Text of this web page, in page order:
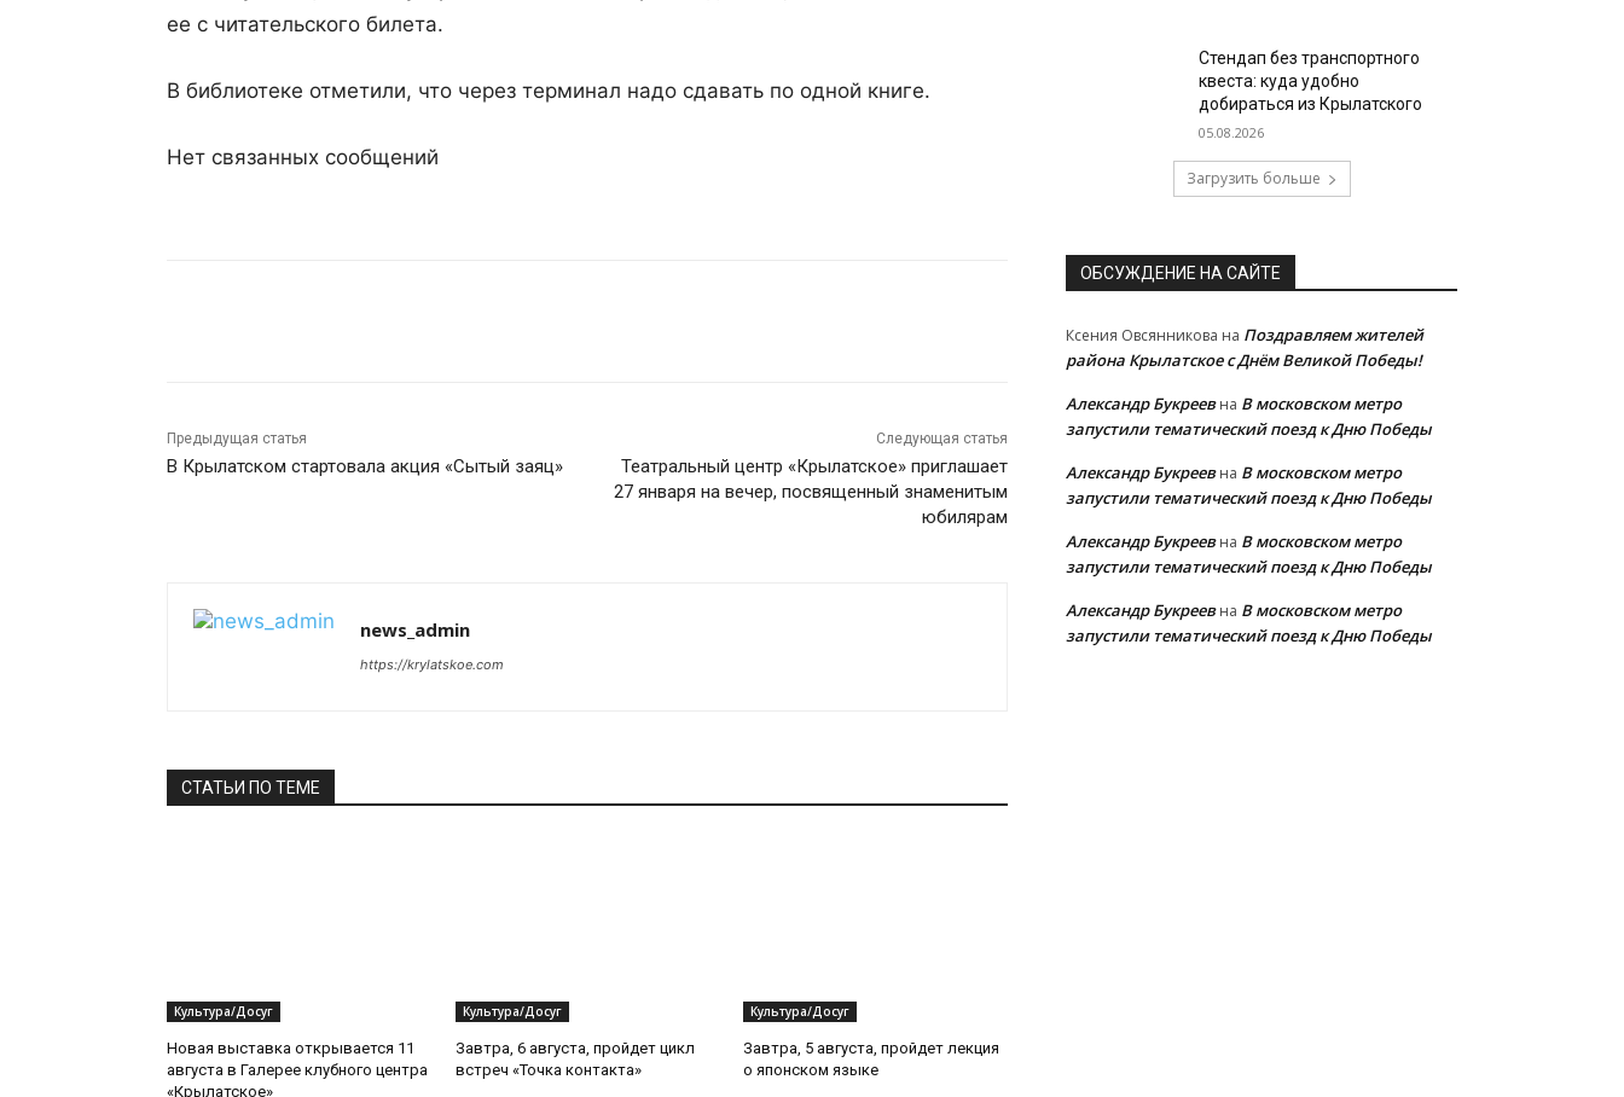
ее с читательского билета.
В библиотеке отметили, что через терминал надо сдавать по одной книге.
Нет связанных сообщений
Предыдущая статья
В Крылатском стартовала акция «Сытый заяц»
Следующая статья
Театральный центр «Крылатское» приглашает
27 января на вечер, посвященный знаменитым
юбилярам
news_admin
https://krylatskoe.com
СТАТЬИ ПО ТЕМЕ
Культура/Досуг
Новая выставка открывается 11
августа в Галерее клубного центра
«Крылатское»
Культура/Досуг
Завтра, 6 августа, пройдет цикл
встреч «Точка контакта»
Культура/Досуг
Завтра, 5 августа, пройдет лекция
о японском языке
Стендап без транспортного
квеста: куда удобно
добираться из Крылатского
05.08.2026
Загрузить больше
ОБСУЖДЕНИЕ НА САЙТЕ
Ксения Овсянникова на Поздравляем жителей
района Крылатское с Днём Великой Победы!
Александр Букреевна В московском метро
запустили тематический поезд к Дню Победы
Александр Букреевна В московском метро
запустили тематический поезд к Дню Победы
Александр Букреевна В московском метро
запустили тематический поезд к Дню Победы
Александр Букреевна В московском метро
запустили тематический поезд к Дню Победы